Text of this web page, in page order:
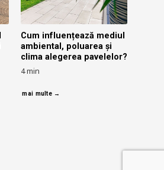
Cum influențează mediul
ambiental, poluarea și
clima alegerea pavelelor?
4min
mai multe →